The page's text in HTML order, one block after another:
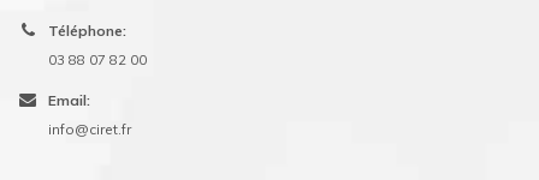
Téléphone:
03 88 07 82 00
Email:
info@ciret.fr